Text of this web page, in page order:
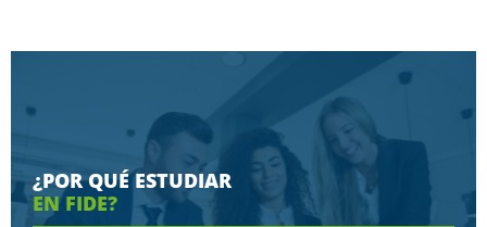
¿POR QUÉ ESTUDIAR
EN FIDE?